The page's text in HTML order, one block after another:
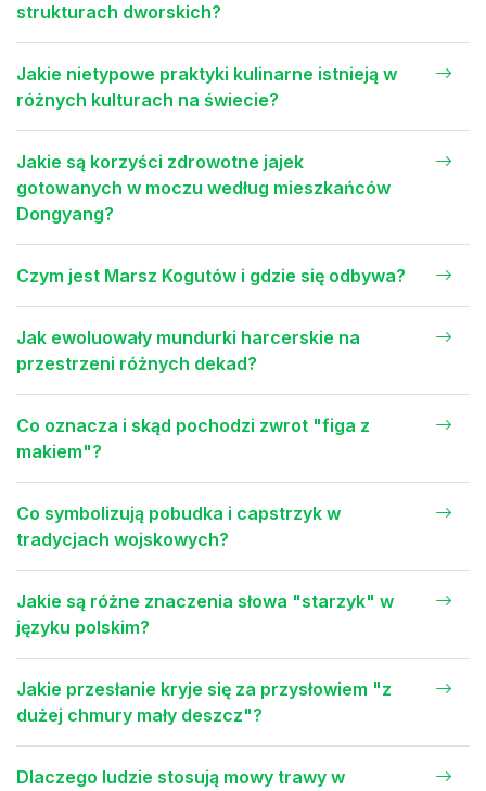
strukturach dworskich?
Jakie nietypowe praktyki kulinarne istnieją w
różnych kulturach na świecie?
Jakie są korzyści zdrowotne jajek
gotowanych w moczu według mieszkańców
Dongyang?
Czym jest Marsz Kogutów i gdzie się odbywa?
Jak ewoluowały mundurki harcerskie na
przestrzeni różnych dekad?
Co oznacza i skąd pochodzi zwrot "figa z
makiem"?
Co symbolizują pobudka i capstrzyk w
tradycjach wojskowych?
Jakie są różne znaczenia słowa "starzyk" w
języku polskim?
Jakie przesłanie kryje się za przysłowiem "z
dużej chmury mały deszcz"?
Dlaczego ludzie stosują mowy trawy w